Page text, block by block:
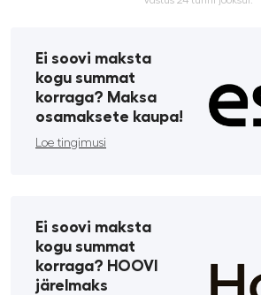
Ei soovi maksta
kogu summat
korraga? Maksa
osamaksete kaupa!
Loe tingimusi
Ei soovi maksta
kogu summat
korraga? HOOVI
järelmaks